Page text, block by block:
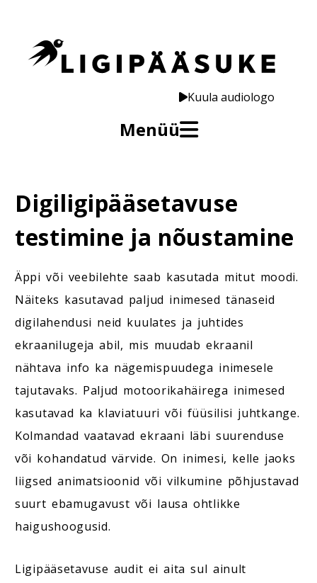
Kuula audiologo
Menüü
Digiligipääsetavuse
testimine ja nõustamine
Äppi või veebilehte saab kasutada mitut moodi.
Näiteks kasutavad paljud inimesed tänaseid
digilahendusi neid kuulates ja juhtides
ekraanilugeja abil, mis muudab ekraanil
nähtava info ka nägemispuudega inimesele
tajutavaks. Paljud motoorikahäirega inimesed
kasutavad ka klaviatuuri või füüsilisi juhtkange.
Kolmandad vaatavad ekraani läbi suurenduse
või kohandatud värvide. On inimesi, kelle jaoks
liigsed animatsioonid või vilkumine põhjustavad
suurt ebamugavust või lausa ohtlikke
haigushoogusid.
Ligipääsetavuse audit ei aita sul ainult